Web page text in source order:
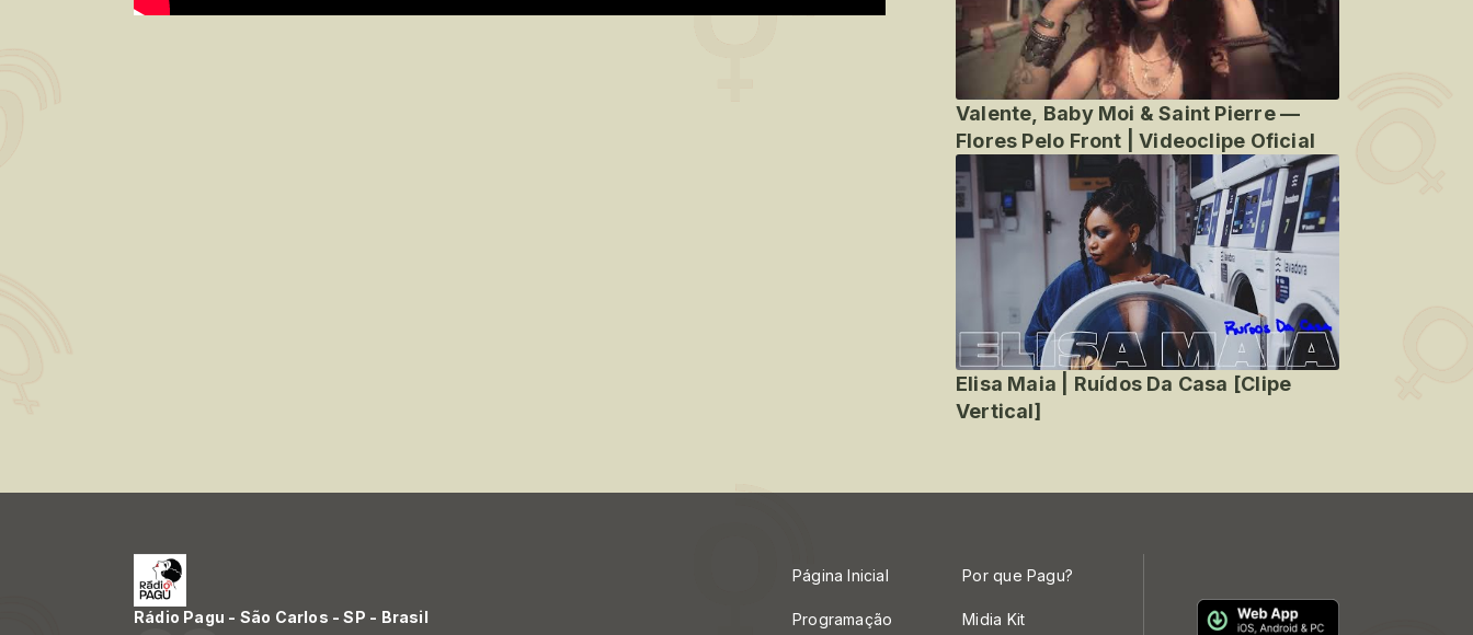
Valente, Baby Moi & Saint Pierre —
Flores Pelo Front | Videoclipe Oficial
Elisa Maia | Ruídos Da Casa [Clipe
Vertical]
Rádio Pagu - São Carlos - SP - Brasil
Página Inicial
Programação
Por que Pagu?
Midia Kit